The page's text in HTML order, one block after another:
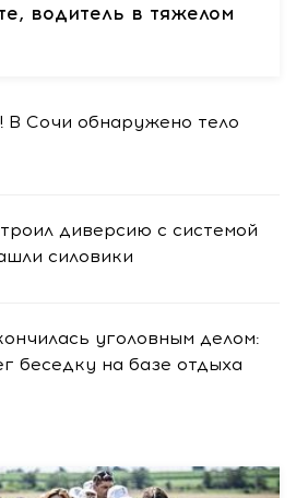
водитель в тяжелом
В Сочи обнаружено тело
диверсию с системой
силовики
уголовным делом:
беседку на базе отдыха